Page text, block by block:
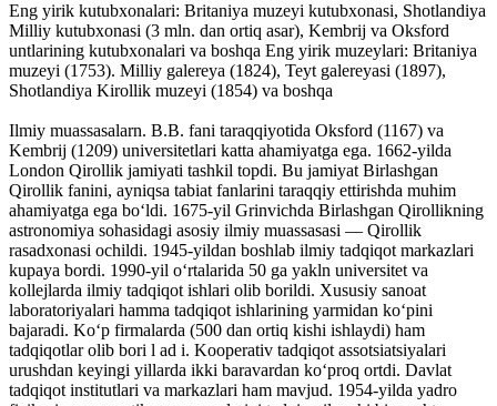
Eng yirik kutubxonalari: Britaniya muzeyi kutubxonasi, Shotlandiya
Milliy kutubxonasi (3 mln. dan ortiq asar), Kembrij va Oksford
untlarining kutubxonalari va boshqa Eng yirik muzeylari: Britaniya
muzeyi (1753). Milliy galereya (1824), Teyt galereyasi (1897),
Shotlandiya Kirollik muzeyi (1854) va boshqa
Ilmiy muassasalarn. B.B. fani taraqqiyotida Oksford (1167) va
Kembrij (1209) universitetlari katta ahamiyatga ega. 1662-yilda
London Qirollik jamiyati tashkil topdi. Bu jamiyat Birlashgan
Qirollik fanini, ayniqsa tabiat fanlarini taraqqiy ettirishda muhim
ahamiyatga ega boʻldi. 1675-yil Grinvichda Birlashgan Qirollikning
astronomiya sohasidagi asosiy ilmiy muassasasi — Qirollik
rasadxonasi ochildi. 1945-yildan boshlab ilmiy tadqiqot markazlari
kupaya bordi. 1990-yil oʻrtalarida 50 ga yakln universitet va
kollejlarda ilmiy tadqiqot ishlari olib borildi. Xususiy sanoat
laboratoriyalari hamma tadqiqot ishlarining yarmidan koʻpini
bajaradi. Koʻp firmalarda (500 dan ortiq kishi ishlaydi) ham
tadqiqotlar olib bori l ad i. Kooperativ tadqiqot assotsiatsiyalari
urushdan keyingi yillarda ikki baravardan koʻproq ortdi. Davlat
tadqiqot institutlari va markazlari ham mavjud. 1954-yilda yadro